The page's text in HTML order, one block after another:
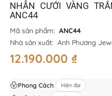
NHẪN CƯỚI VÀNG
ANC44
Mã sản phẩm: ANC44
Nhà sản xuất: Anh Phương
12.190.000 ₫
Phong Cách: Hiện đại